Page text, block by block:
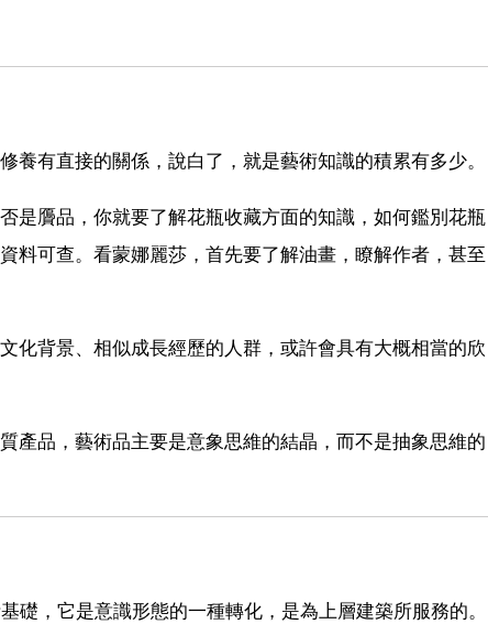
有直接的關係，說白了，就是藝術知識的積累有多少。
是贗品，你就要了解花瓶收藏方面的知識，如何鑑別花瓶
料可查。看蒙娜麗莎，首先要了解油畫，瞭解作者，甚至
化背景、相似成長經歷的人群，或許會具有大概相當的欣
產品，藝術品主要是意象思維的結晶，而不是抽象思維的
，它是意識形態的一種轉化，是為上層建築所服務的。